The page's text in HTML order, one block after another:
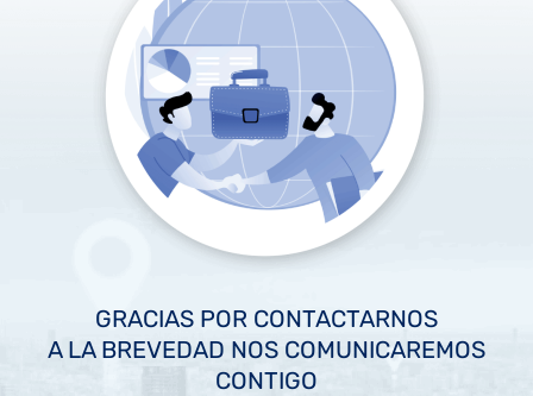
GRACIAS POR CONTACTARNOS
A LA BREVEDAD NOS COMUNICAREMOS
CONTIGO